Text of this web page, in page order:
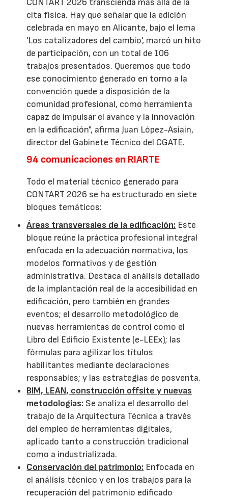
CONTART 2026 transcienda más allá de la
cita física. Hay que señalar que la edición
celebrada en mayo en Alicante, bajo el lema
'Los catalizadores del cambio', marcó un hito
de participación, con un total de 106
trabajos presentados. Queremos que todo
ese conocimiento generado en torno a la
convención quede a disposición de la
comunidad profesional, como herramienta
capaz de impulsar el avance y la innovación
en la edificación", afirma Juan López-Asiain,
director del Gabinete Técnico del CGATE.
94 comunicaciones en RIARTE
Todo el material técnico generado para
CONTART 2026 se ha estructurado en siete
bloques temáticos:
Áreas transversales de la edificación: Este
bloque reúne la práctica profesional integral
enfocada en la adecuación normativa, los
modelos formativos y de gestión
administrativa. Destaca el análisis detallado
de la implantación real de la accesibilidad en
edificación, pero también en grandes
eventos; el desarrollo metodológico de
nuevas herramientas de control como el
Libro del Edificio Existente (e-LEEx); las
fórmulas para agilizar los títulos
habilitantes mediante declaraciones
responsables; y las estrategias de posventa.
BIM, LEAN, construcción offsite y nuevas
metodologías: Se analiza el desarrollo del
trabajo de la Arquitectura Técnica a través
del empleo de herramientas digitales,
aplicado tanto a construcción tradicional
como a industrializada.
Conservación del patrimonio: Enfocada en
el análisis técnico y en los trabajos para la
recuperación del patrimonio edificado